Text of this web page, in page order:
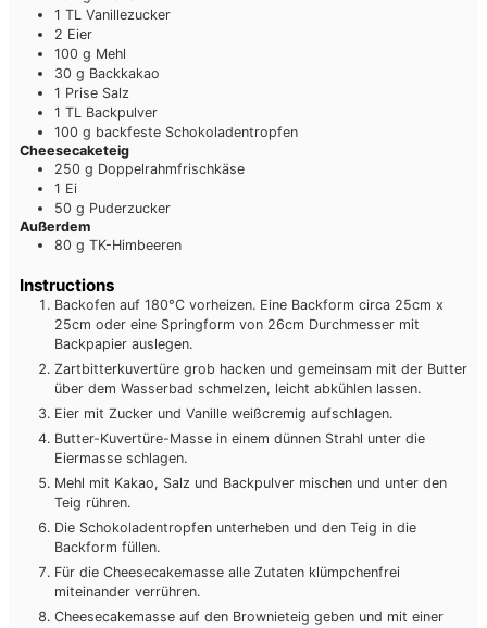
1 TL Vanillezucker
2 Eier
100 g Mehl
30 g Backkakao
1 Prise Salz
1 TL Backpulver
100 g backfeste Schokoladentropfen
Cheesecaketeig
250 g Doppelrahmfrischkäse
1 Ei
50 g Puderzucker
Außerdem
80 g TK-Himbeeren
Instructions
Backofen auf 180°C vorheizen. Eine Backform circa 25cm x
25cm oder eine Springform von 26cm Durchmesser mit
Backpapier auslegen.
Zartbitterkuvertüre grob hacken und gemeinsam mit der Butter
über dem Wasserbad schmelzen, leicht abkühlen lassen.
Eier mit Zucker und Vanille weißcremig aufschlagen.
Butter-Kuvertüre-Masse in einem dünnen Strahl unter die
Eiermasse schlagen.
Mehl mit Kakao, Salz und Backpulver mischen und unter den
Teig rühren.
Die Schokoladentropfen unterheben und den Teig in die
Backform füllen.
Für die Cheesecakemasse alle Zutaten klümpchenfrei
miteinander verrühren.
Cheesecakemasse auf den Brownieteig geben und mit einer